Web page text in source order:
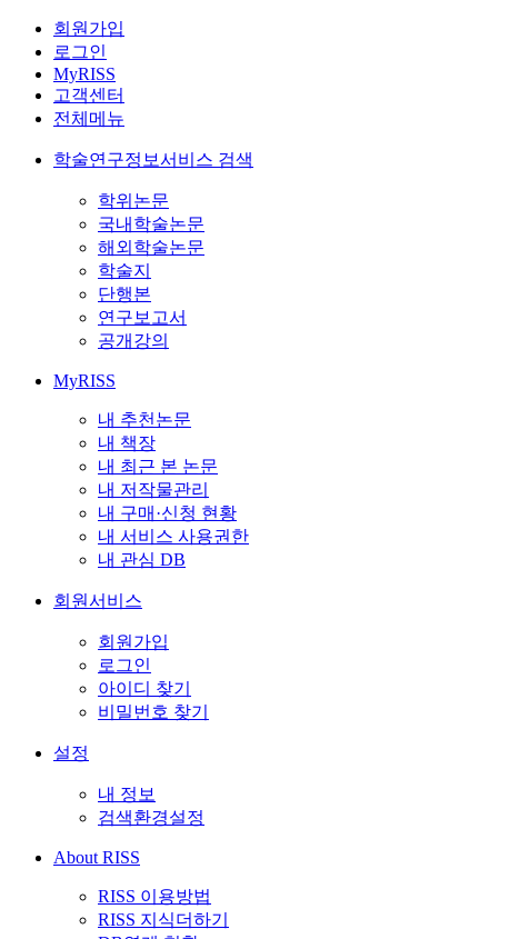
회원가입
로그인
MyRISS
고객센터
전체메뉴
학술연구정보서비스 검색
학위논문
국내학술논문
해외학술논문
학술지
단행본
연구보고서
공개강의
MyRISS
내 추천논문
내 책장
내 최근 본 논문
내 저작물관리
내 구매·신청 현황
내 서비스 사용권한
내 관심 DB
회원서비스
회원가입
로그인
아이디 찾기
비밀번호 찾기
설정
내 정보
검색환경설정
About RISS
RISS 이용방법
RISS 지식더하기